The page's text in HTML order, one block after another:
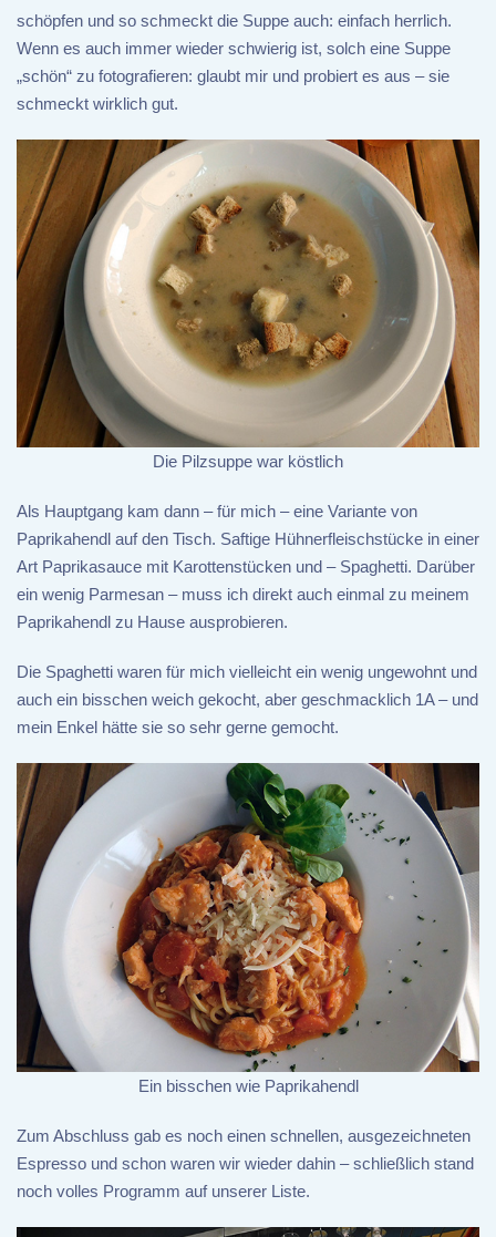
schöpfen und so schmeckt die Suppe auch: einfach herrlich.
Wenn es auch immer wieder schwierig ist, solch eine Suppe
„schön“ zu fotografieren: glaubt mir und probiert es aus – sie
schmeckt wirklich gut.
Die Pilzsuppe war köstlich
Als Hauptgang kam dann – für mich – eine Variante von
Paprikahendl auf den Tisch. Saftige Hühnerfleischstücke in einer
Art Paprikasauce mit Karottenstücken und – Spaghetti. Darüber
ein wenig Parmesan – muss ich direkt auch einmal zu meinem
Paprikahendl zu Hause ausprobieren.
Die Spaghetti waren für mich vielleicht ein wenig ungewohnt und
auch ein bisschen weich gekocht, aber geschmacklich 1A – und
mein Enkel hätte sie so sehr gerne gemocht.
Ein bisschen wie Paprikahendl
Zum Abschluss gab es noch einen schnellen, ausgezeichneten
Espresso und schon waren wir wieder dahin – schließlich stand
noch volles Programm auf unserer Liste.